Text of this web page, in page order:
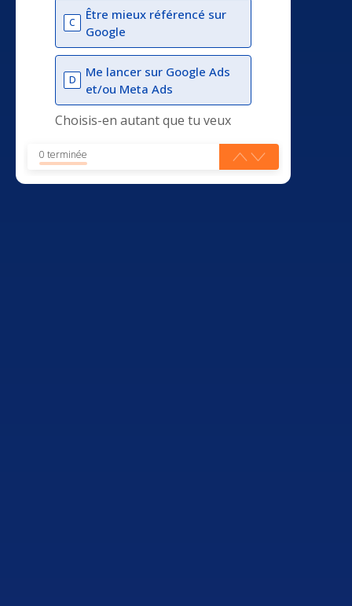
C
Être mieux référencé sur
Google
D
Me lancer sur Google Ads
et/ou Meta Ads
Choisis-en autant que tu veux
0 terminée